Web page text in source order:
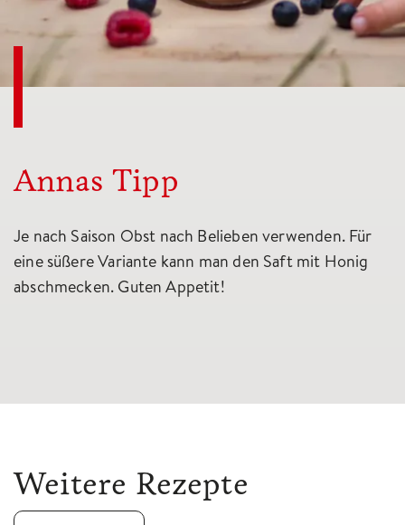
Annas Tipp
Je nach Saison Obst nach Belieben verwenden. Für
eine süßere Variante kann man den Saft mit Honig
abschmecken. Guten Appetit!
Weitere Rezepte